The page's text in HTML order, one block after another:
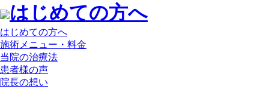
はじめての方へ
はじめての方へ
施術メニュー・料金
当院の治療法
患者様の声
院長の想い